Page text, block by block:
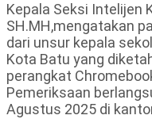
Kepala Seksi Intelijen
SH.MH,mengatakan
dari unsur kepala
Kota Batu yang
perangkat
Pemeriksaan
Agustus 2025 di